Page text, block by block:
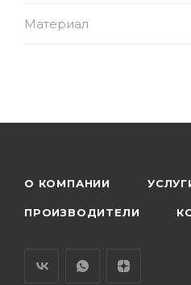
Материал
О КОМПАНИИ
ПРОИЗВОДИТЕЛИ